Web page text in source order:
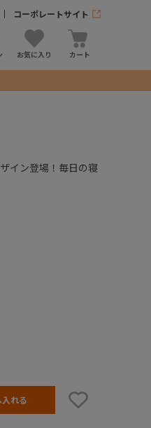
コーポレートサイト
お気に入り カート
イン登場！毎日の寝
れる